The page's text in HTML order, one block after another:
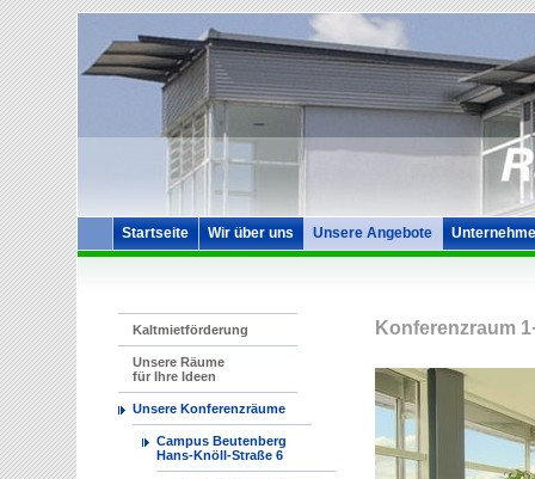
Startseite Wir über uns Unsere Angebote
Kaltmietförderung
Unsere Räume
für Ihre Ideen
Unsere Konferenzräume
Campus Beutenberg
Hans-Knöll-Straße 6
Konferenzraum